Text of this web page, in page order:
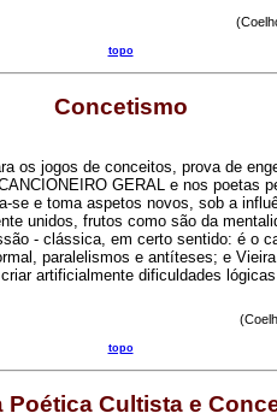
topo
Concetismo
os jogos de conceitos, prova de
GERAL e nos poetas
e toma aspetos novos, sob a
unidos, frutos como são da
- clássica, em certo sentido: é o
paralelismos e antíteses; e
artificialmente dificuldades
topo
Poética Cultista e